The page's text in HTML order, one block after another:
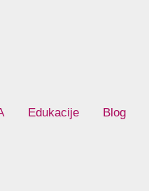
Edukacije Blog